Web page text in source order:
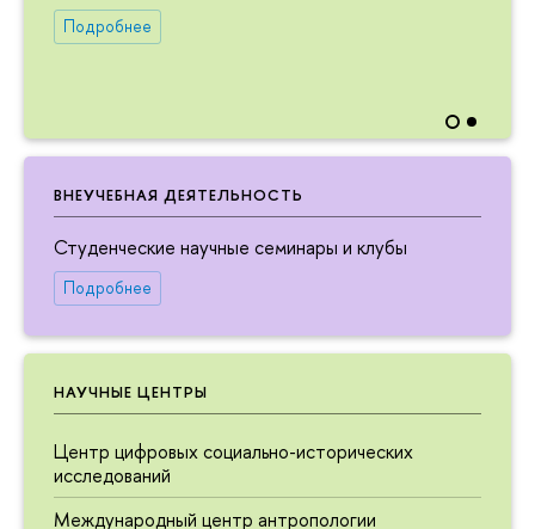
Подробнее
ВНЕУЧЕБНАЯ ДЕЯТЕЛЬНОСТЬ
Студенческие научные семинары и клубы
Подробнее
НАУЧНЫЕ ЦЕНТРЫ
Центр цифровых социально-исторических
исследований
Международный центр антропологии